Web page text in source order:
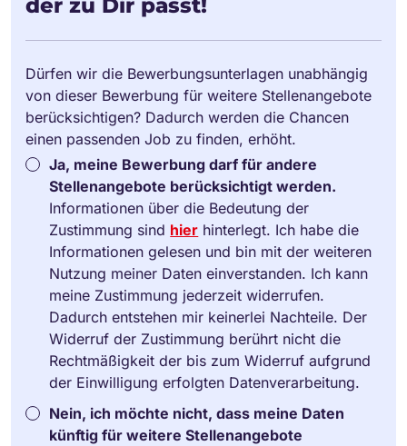
Dürfen wir die Bewerbungsunterlagen unabhängig
von dieser Bewerbung für weitere Stellenangebote
berücksichtigen? Dadurch werden die Chancen
einen passenden Job zu finden, erhöht.
Ja, meine Bewerbung darf für andere
Stellenangebote berücksichtigt werden.
Informationen über die Bedeutung der
Zustimmung sind hier hinterlegt. Ich habe die
Informationen gelesen und bin mit der weiteren
Nutzung meiner Daten einverstanden. Ich kann
meine Zustimmung jederzeit widerrufen.
Dadurch entstehen mir keinerlei Nachteile. Der
Widerruf der Zustimmung berührt nicht die
Rechtmäßigkeit der bis zum Widerruf aufgrund
der Einwilligung erfolgten Datenverarbeitung.
Nein, ich möchte nicht, dass meine Daten
künftig für weitere Stellenangebote